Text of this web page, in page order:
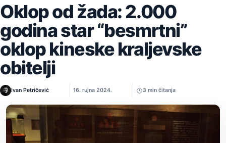
Oklop od žada: 2.000
godina star “besmrtni”
oklop kineske kraljevske
obitelji
Ivan Petričević 16. rujna 2024. 3 min čitanja